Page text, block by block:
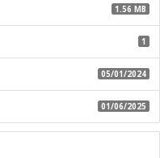
de
EL
S.A.
1.56 MB
1
05/01/2024
01/06/2025